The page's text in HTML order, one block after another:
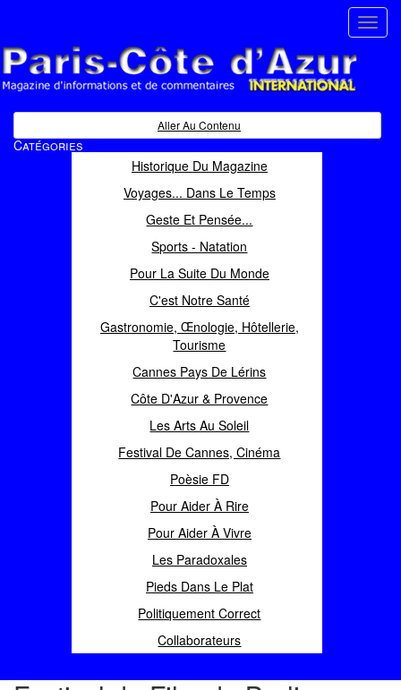
Magazine d'informations et de commentaires
Aller Au Contenu
Catégories
Historique Du Magazine
Voyages... Dans Le Temps
Geste Et Pensée...
Sports - Natation
Pour La Suite Du Monde
C'est Notre Santé
Gastronomie, Œnologie, Hôtellerie,
Tourisme
Cannes Pays De Lérins
Côte D'Azur & Provence
Les Arts Au Soleil
Festival De Cannes, Cinéma
Poèsie FD
Pour Aider À Rire
Pour Aider À Vivre
Les Paradoxales
Pieds Dans Le Plat
Politiquement Correct
Collaborateurs